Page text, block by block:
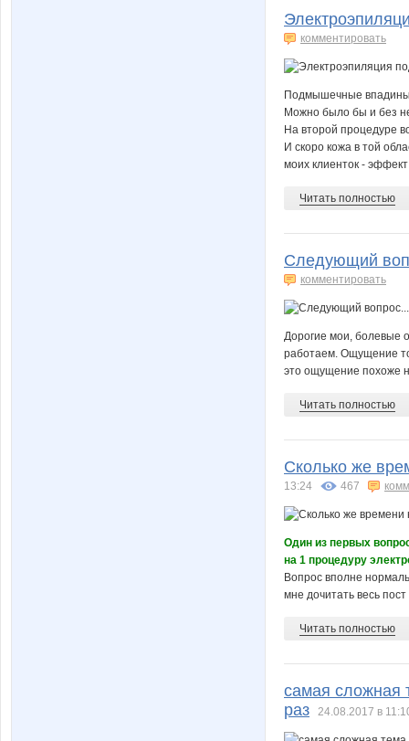
комментировать
Подмышечные
Можно было бы и без
На второй процедуре
И скоро кожа в той
моих клиенток -
Читать полностью
Следующий
комментировать
Дорогие мои, болевые
работаем. Ощущение
это ощущение похоже
Читать полностью
Сколько же
13:24 467
Один из первых
на 1 процедуру
Вопрос вполне
мне дочитать весь пост
Читать полностью
самая сложная
раз
24.08.2017 в